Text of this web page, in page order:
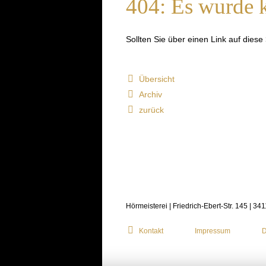
404: Es wurde
Sollten Sie über einen Link auf
Übersicht
Archiv
zurück
Hörmeisterei | Friedrich-Ebert-Str. 145 |
Kontakt Impressum